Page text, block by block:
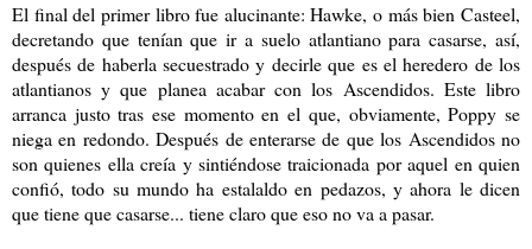
El final del primer libro fue alucinante: Hawke, o más bien Casteel,
decretando que tenían que ir a suelo atlantiano para casarse, así,
después de haberla secuestrado y decirle que es el heredero de los
atlantianos y que planea acabar con los Ascendidos. Este libro
arranca justo tras ese momento en el que, obviamente, Poppy se
niega en redondo. Después de enterarse de que los Ascendidos no
son quienes ella creía y sintiéndose traicionada por aquel en quien
confió, todo su mundo ha estalaldo en pedazos, y ahora le dicen
que tiene que casarse... tiene claro que eso no va a pasar.